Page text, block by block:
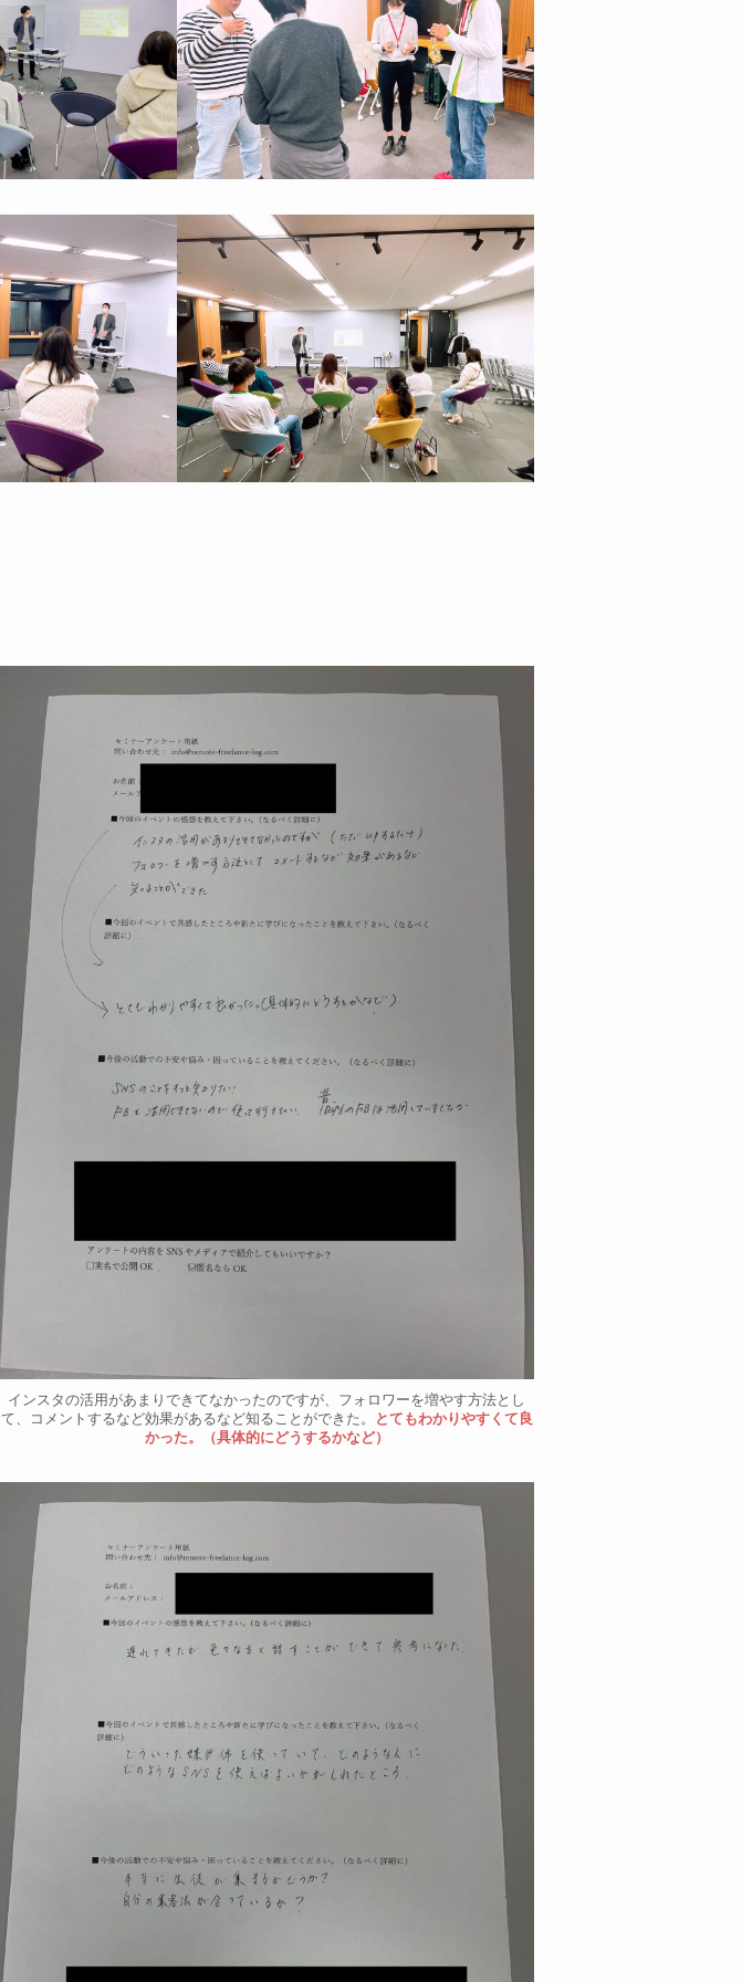
インスタの活用があまりできてなかったのですが、フォロワーを増やす方法とし
て、コメントするなど効果があるなど知ることができた。
とてもわかりやすくて良
かった。（具体的にどうするかなど）